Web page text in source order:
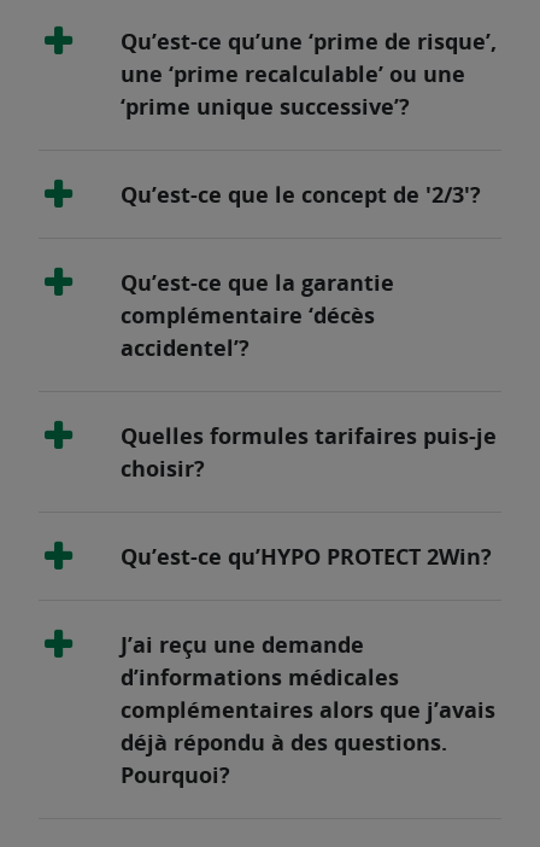
Qu’est-ce qu’une ‘prime de risque’,
une ‘prime recalculable’ ou une
‘prime unique successive’?
Qu’est-ce que le concept de '2/3'?
Qu’est-ce que la garantie
complémentaire ‘décès
accidentel’?
Quelles formules tarifaires puis-je
choisir?
Qu’est-ce qu’HYPO PROTECT 2Win?
J’ai reçu une demande
d’informations médicales
complémentaires alors que j’avais
déjà répondu à des questions.
Pourquoi?